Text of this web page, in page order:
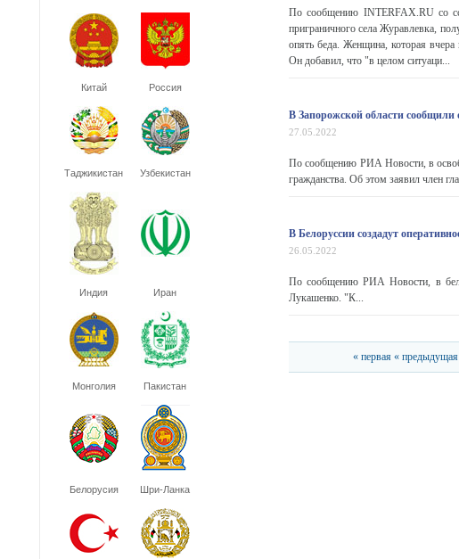
Китай Россия
Таджикистан Узбекистан
Индия Иран
Монголия Пакистан
Белорусия Шри-Ланка
По сообщению INTERFAX.RU со
приграничного села Журавлевка,
опять беда. Женщина, которая вчера
Он добавил, что "в целом ситуаци...
В Запорожской области сообщили
27.05.2022
По сообщению РИА Новости, в
гражданства. Об этом заявил член
В Белоруссии создадут
26.05.2022
По сообщению РИА Новости, в
Лукашенко. "К...
« первая « предыдущая